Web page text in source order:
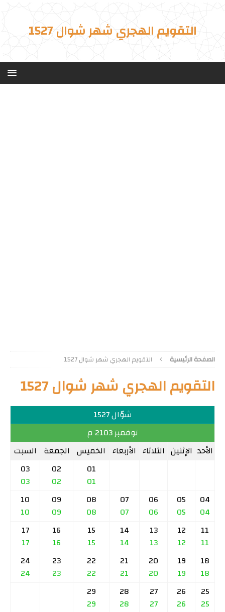
التقويم الهجري شهر شوال 1527
الصفحة الرئيسية التقويم الهجري شهر شوال 1527
التقويم الهجري شهر شوال 1527
شوّال 1527
نوفمبر 2103 م
الأحد الإثنين الثلاثاء الأربعاء الخميس الجمعة السبت
01
01
02
02
03
03
04
04
05
05
06
06
07
07
08
08
09
09
10
10
11
11
12
12
13
13
14
14
15
15
16
16
17
17
18
18
19
19
20
20
21
21
22
22
23
23
24
24
25
25
26
26
27
27
28
28
29
29